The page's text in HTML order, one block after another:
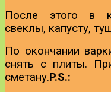
После этого в
свеклы, капусту,
По окончании
снять с плиты.
сметану.P.S.: